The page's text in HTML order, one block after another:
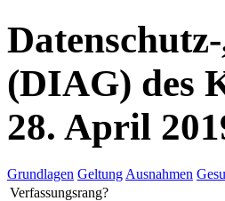
(DIAG) des
28. April
Grundlagen Geltung Ausnahmen
Verfassungsrang?